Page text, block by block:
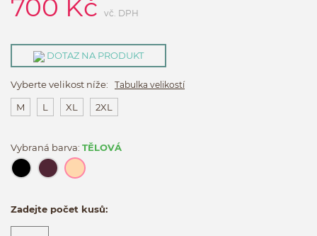
700 Kč vč. DPH
DOTAZ NA PRODUKT
Vyberte velikost níže: Tabulka velikostí
M L XL 2XL
Vybraná barva: TĚLOVÁ
Zadejte počet kusů: